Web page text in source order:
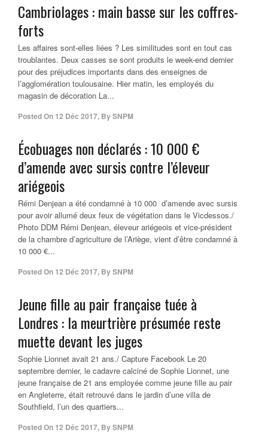
Cambriolages : main basse sur les coffres-
forts
Les affaires sont-elles liées ? Les similitudes sont en tout cas
troublantes. Deux casses se sont produits le week-end dernier
pour des préjudices importants dans des enseignes de
l’agglomération toulousaine. Hier matin, les employés du
magasin de décoration La...
Posted On 12 Déc 2017, BySNPM
Écobuages non déclarés : 10 000 €
d’amende avec sursis contre l’éleveur
ariégeois
Rémi Denjean a été condamné à 10 000  d’amende avec sursis
pour avoir allumé deux feux de végétation dans le Vicdessos./
Photo DDM Rémi Denjean, éleveur ariégeois et vice-président
de la chambre d’agriculture de l’Ariège, vient d’être condamné à
10 000 €...
Posted On 12 Déc 2017, BySNPM
Jeune fille au pair française tuée à
Londres : la meurtrière présumée reste
muette devant les juges
Sophie Lionnet avait 21 ans./ Capture Facebook Le 20
septembre dernier, le cadavre calciné de Sophie Lionnet, une
jeune française de 21 ans employée comme jeune fille au pair
en Angleterre, était retrouvé dans le jardin d’une villa de
Southfield, l’un des quartiers...
Posted On 12 Déc 2017, BySNPM